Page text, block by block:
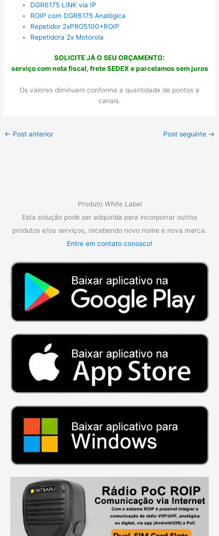
DGR6175 LINK via IP
ROIP com DGR6175 Analógica
Repetidor 2xPRO5100+ROIP
Repetidora 2x Motorola
SOLICITE JÁ O SEU ORÇAMENTO:
serviço com nota fiscal, frete SEDEX e parcelamos sem juros
Os valores diminuem conforme a quantidade de pontos e
canais.
← Post anterior Post seguinte →
Produto White Label
Esta solução pode ser adquirida para incorporrar outros
produtos e/ou serviços, recebendo novo nome e nova marca.
Entre em contato conosco!